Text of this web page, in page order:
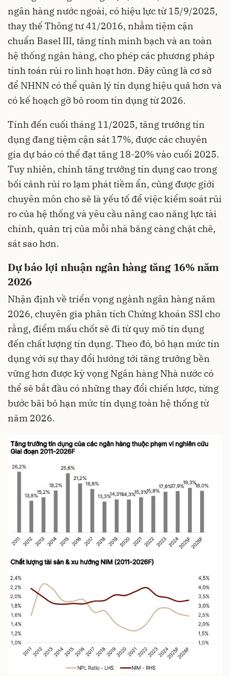
ngân hàng nước ngoài, có hiệu lực từ 15/9/2025,
thay thế Thông tư 41/2016, nhằm tiệm cận
chuẩn Basel III, tăng tính minh bạch và an toàn
hệ thống ngân hàng, cho phép các phương pháp
tính toán rủi ro linh hoạt hơn. Đây cũng là cơ sở
để NHNN có thể quản lý tín dụng hiệu quả hơn và
có kế hoạch gỡ bỏ room tín dụng từ 2026.
Tính đến cuối tháng 11/2025, tăng trưởng tín
dụng đang tiệm cận sát 17%, được các chuyên
gia dự báo có thể đạt tăng 18-20% vào cuối 2025.
Tuy nhiên, chính tăng trưởng tín dụng cao trong
bối cảnh rủi ro lạm phát tiềm ẩn, cũng được giới
chuyên môn cho sẽ là yếu tố để việc kiểm soát rủi
ro của hệ thống và yêu cầu nâng cao năng lực tài
chính, quản trị của mỗi nhà băng càng chặt chẽ,
sát sao hơn.
Dự báo lợi nhuận ngân hàng tăng 16% năm
2026
Nhận định về triển vọng ngành ngân hàng năm
2026, chuyên gia phân tích Chứng khoán SSI cho
rằng, điểm mấu chốt sẽ đi từ quy mô tín dụng
đến chất lượng tín dụng. Theo đó, bỏ hạn mức tín
dụng với sự thay đổi hướng tới tăng trưởng bền
vững hơn được kỳ vọng Ngân hàng Nhà nước có
thể sẽ bắt đầu có những thay đổi chiến lược, từng
bước bãi bỏ hạn mức tín dụng toàn hệ thống từ
năm 2026.